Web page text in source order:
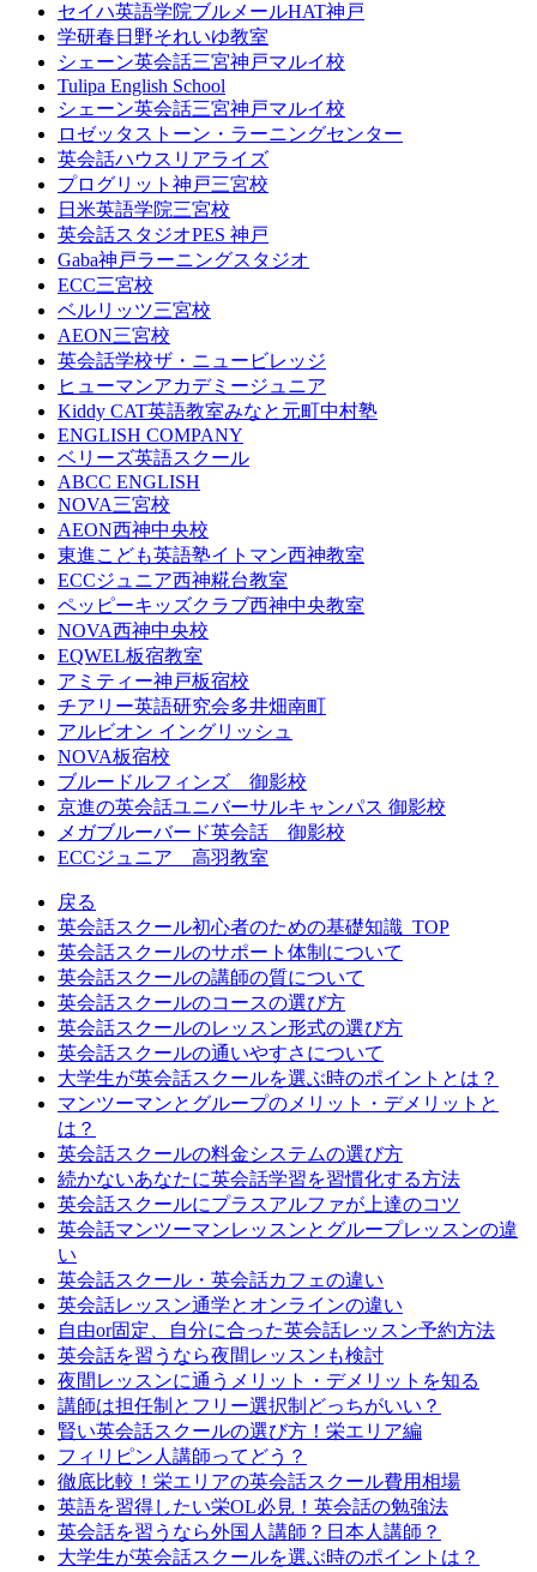
セイハ英語学院ブルメールHAT神戸
学研春日野それいゆ教室
シェーン英会話三宮神戸マルイ校
Tulipa English School
シェーン英会話三宮神戸マルイ校
ロゼッタストーン・ラーニングセンター
英会話ハウスリアライズ
プログリット神戸三宮校
日米英語学院三宮校
英会話スタジオPES 神戸
Gaba神戸ラーニングスタジオ
ECC三宮校
ベルリッツ三宮校
AEON三宮校
英会話学校ザ・ニュービレッジ
ヒューマンアカデミージュニア
Kiddy CAT英語教室みなと元町中村塾
ENGLISH COMPANY
ベリーズ英語スクール
ABCC ENGLISH
NOVA三宮校
AEON西神中央校
東進こども英語塾イトマン西神教室
ECCジュニア西神糀台教室
ペッピーキッズクラブ西神中央教室
NOVA西神中央校
EQWEL板宿教室
アミティー神戸板宿校
チアリー英語研究会多井畑南町
アルビオン イングリッシュ
NOVA板宿校
ブルードルフィンズ 御影校
京進の英会話ユニバーサルキャンパス 御影校
メガブルーバード英会話 御影校
ECCジュニア 高羽教室
戻る
英会話スクール初心者のための基礎知識_TOP
英会話スクールのサポート体制について
英会話スクールの講師の質について
英会話スクールのコースの選び方
英会話スクールのレッスン形式の選び方
英会話スクールの通いやすさについて
大学生が英会話スクールを選ぶ時のポイントとは？
マンツーマンとグループのメリット・デメリットと
は？
英会話スクールの料金システムの選び方
続かないあなたに英会話学習を習慣化する方法
英会話スクールにプラスアルファが上達のコツ
英会話マンツーマンレッスンとグループレッスンの違
い
英会話スクール・英会話カフェの違い
英会話レッスン通学とオンラインの違い
自由or固定、自分に合った英会話レッスン予約方法
英会話を習うなら夜間レッスンも検討
夜間レッスンに通うメリット・デメリットを知る
講師は担任制とフリー選択制どっちがいい？
賢い英会話スクールの選び方！栄エリア編
フィリピン人講師ってどう？
徹底比較！栄エリアの英会話スクール費用相場
英語を習得したい栄OL必見！英会話の勉強法
英会話を習うなら外国人講師？日本人講師？
大学生が英会話スクールを選ぶ時のポイントは？